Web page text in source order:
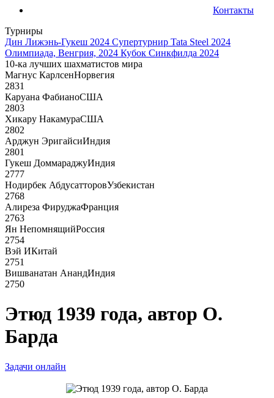
Контакты
Турниры
Дин Лижэнь-Гукеш 2024 Супертурнир Tata Steel 2024
Олимпиада, Венгрия, 2024 Кубок Синкфилда 2024
10-ка лучших шахматистов мира
Магнус КарлсенНорвегия
2831
Каруана ФабианоСША
2803
Хикару НакамураСША
2802
Арджун ЭригайсиИндия
2801
Гукеш ДоммараджуИндия
2777
Нодирбек АбдусатторовУзбекистан
2768
Алиреза ФируджаФранция
2763
Ян НепомнящийРоссия
2754
Вэй ИКитай
2751
Вишванатан АнандИндия
2750
Этюд 1939 года, автор О.
Барда
Задачи онлайн